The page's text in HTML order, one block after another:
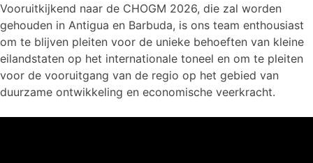
Vooruitkijkend naar de CHOGM 2026, die zal worden
gehouden in Antigua en Barbuda, is ons team enthousiast
om te blijven pleiten voor de unieke behoeften van kleine
eilandstaten op het internationale toneel en om te pleiten
voor de vooruitgang van de regio op het gebied van
duurzame ontwikkeling en economische veerkracht.